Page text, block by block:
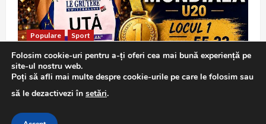
Populare Sport
Ștefania Uță campioană mondială U20 la 400 m
garduri; Daria Vrînceanu ia argintul la triplusalt
Editor RomNews august 10, 2026
Folosim cookie-uri pentru a-ți oferi cea mai bună experiență pe
site-ul nostru web.
Poți să afli mai multe despre cookie-urile pe care le folosim sau
să le dezactivezi în setări.